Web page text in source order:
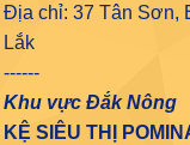
Địa chỉ: 37 Tân Sơn,
Lắk
------
Khu vực Đắk Nông
KỆ SIÊU THỊ